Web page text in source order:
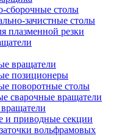
сборочные столы
зачистные столы
плазменной резки
вращатели
позиционеры
поворотные столы
сварочные вращатели
и приводные секции
вольфрамовых